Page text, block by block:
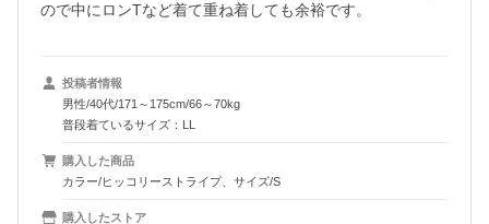
ので中にロンTなど着て重ね着しても余裕です。
投稿者情報
男性/40代/171～175cm/66～70kg
普段着ているサイズ：LL
購入した商品
カラー/ヒッコリーストライプ、サイズ/S
購入したストア